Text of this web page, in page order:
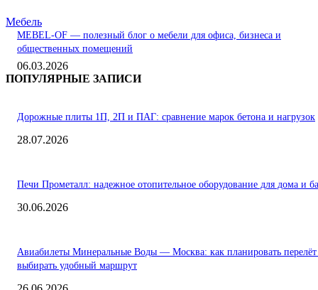
Мебель
MEBEL-OF — полезный блог о мебели для офиса, бизнеса и
общественных помещений
06.03.2026
ПОПУЛЯРНЫЕ ЗАПИСИ
Дорожные плиты 1П, 2П и ПАГ: сравнение марок бетона и нагрузок
28.07.2026
Печи Прометалл: надежное отопительное оборудование для дома и
30.06.2026
Авиабилеты Минеральные Воды — Москва: как планировать
выбирать удобный маршрут